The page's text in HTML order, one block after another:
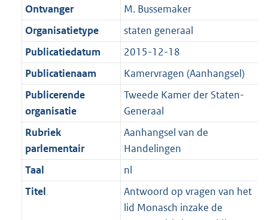
t
a
t
K
b
2
K
b
Ontvanger
M. Bussemaker
Organisatietype
staten generaal
Publicatiedatum
2015-12-18
Publicatienaam
Kamervragen (Aanhangsel)
Publicerende
organisatie
Tweede Kamer der Staten-
Generaal
Rubriek
parlementair
Aanhangsel van de
Handelingen
Taal
nl
Titel
Antwoord op vragen van het
lid Monasch inzake de